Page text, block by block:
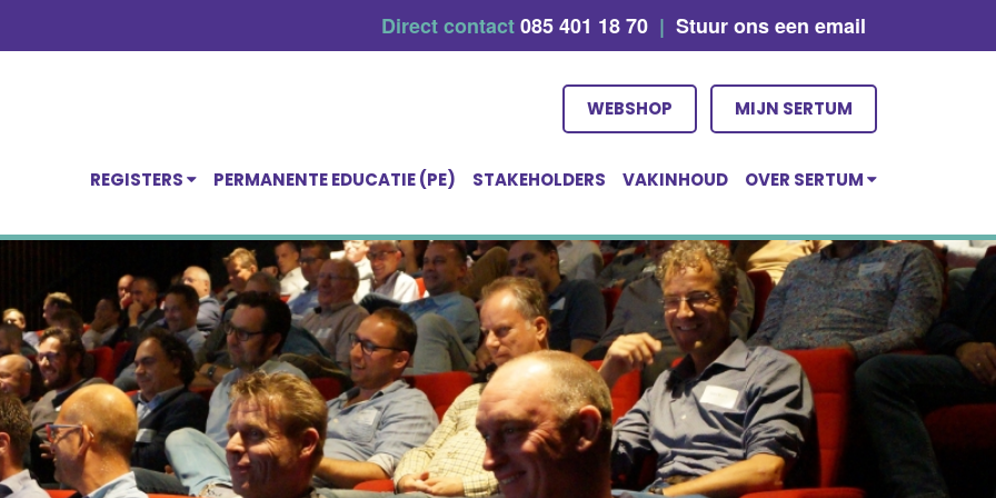
Direct contact085 401 18 70 | Stuur ons een email
WEBSHOP MIJN SERTUM
REGISTERS PERMANENTE EDUCATIE (PE) STAKEHOLDERS VAKINHOUD OVER SERTUM